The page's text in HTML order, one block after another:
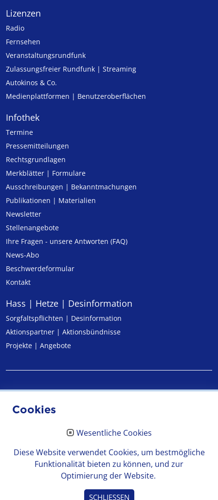
Lizenzen
Radio
Fernsehen
Veranstaltungsrundfunk
Zulassungs­freier Rund­funk | Streaming
Autokinos & Co.
Medienplattformen | Benutzeroberflächen
Infothek
Termine
Pressemitteilungen
Rechtsgrundlagen
Merkblätter | Formulare
Ausschreibungen | Bekanntmachungen
Publikationen | Materialien
Newsletter
Stellenangebote
Ihre Fragen - unsere Antworten (FAQ)
News-Abo
Beschwerdeformular
Kontakt
Hass | Hetze | Desinformation
Sorgfaltspflichten | Desinformation
Aktionspartner | Aktionsbündnisse
Projekte | Angebote
© 2026 Medienanstalt Hessen
Cookies
Wesentliche Cookies
Diese Website verwendet Cookies, um bestmögliche
Funktionalität bieten zu können, und zur
Optimierung der Website.
SCHLIESSEN